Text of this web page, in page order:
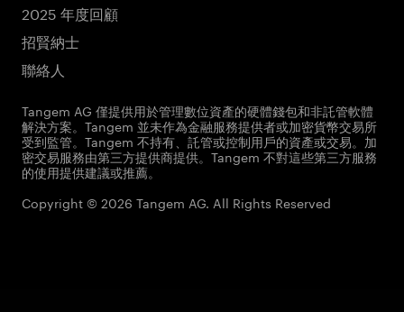
2025 年度回顧
招賢納士
聯絡人
Tangem AG 僅提供用於管理數位資產的硬體錢包和非託管軟體
解決方案。Tangem 並未作為金融服務提供者或加密貨幣交易所
受到監管。Tangem 不持有、託管或控制用戶的資產或交易。加
密交易服務由第三方提供商提供。Tangem 不對這些第三方服務
的使用提供建議或推薦。